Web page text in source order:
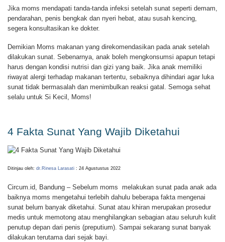
Jika moms mendapati tanda-tanda infeksi setelah sunat seperti demam,
pendarahan, penis bengkak dan nyeri hebat, atau susah kencing,
segera konsultasikan ke dokter.
Demikian Moms makanan yang direkomendasikan pada anak setelah
dilakukan sunat. Sebenarnya, anak boleh mengkonsumsi apapun tetapi
harus dengan kondisi nutrisi dan gizi yang baik. Jika anak memiliki
riwayat alergi terhadap makanan tertentu, sebaiknya dihindari agar luka
sunat tidak bermasalah dan menimbulkan reaksi gatal. Semoga sehat
selalu untuk Si Kecil, Moms!
4 Fakta Sunat Yang Wajib Diketahui
Ditinjau oleh: dr.Rinesa Larasati : 24 Agustustus 2022
Circum.id, Bandung – Sebelum moms melakukan sunat pada anak ada
baiknya moms mengetahui terlebih dahulu beberapa fakta mengenai
sunat belum banyak diketahui. Sunat atau khiran merupakan prosedur
medis untuk memotong atau menghilangkan sebagian atau seluruh kulit
penutup depan dari penis (preputium). Sampai sekarang sunat banyak
dilakukan terutama dari sejak bayi.